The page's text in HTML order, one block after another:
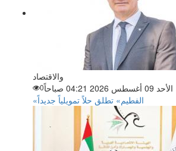
والاقتصاد
الأحد 09 أغسطس 2026 04:21 صباحاً
0
«الفطيم» تطلق حلاً تمويلياً جديداً